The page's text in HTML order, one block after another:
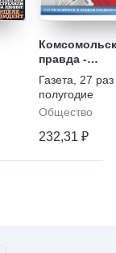
правда -
Газета
27 раз
полугодие
Общество
232,31 ₽